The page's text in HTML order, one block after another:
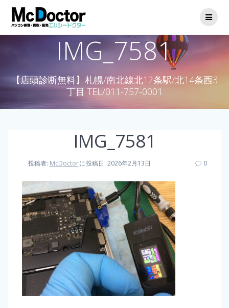
IMG_7581
【店頭診断無料】札幌/南北線北12条駅/北14条西3
丁目 TEL/011-757-0001
IMG_7581
投稿者: McDoctorに投稿日: 2026年2月13日 0